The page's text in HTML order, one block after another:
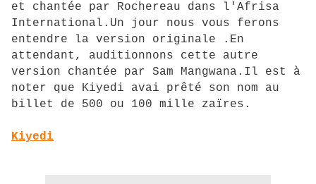
et chantée par Rochereau dans l'Afrisa
International.Un jour nous vous ferons
entendre la version originale .En
attendant, auditionnons cette autre
version chantée par Sam Mangwana.Il est à
noter que Kiyedi avai prêté son nom au
billet de 500 ou 100 mille zaïres.
Kiyedi